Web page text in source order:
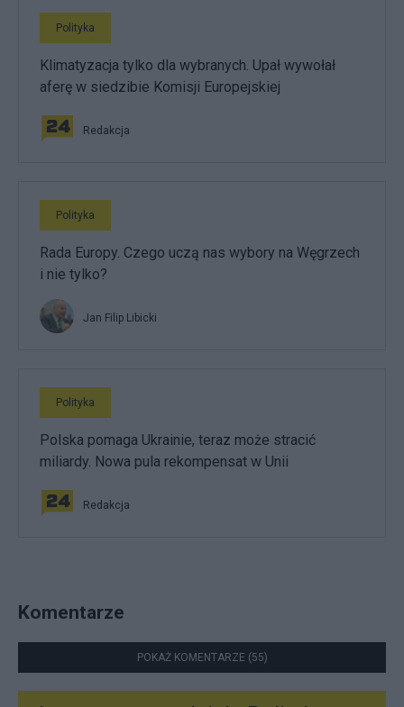
Polityka
Klimatyzacja tylko dla wybranych. Upał wywołał
aferę w siedzibie Komisji Europejskiej
Redakcja
Polityka
Rada Europy. Czego uczą nas wybory na Węgrzech
i nie tylko?
Jan Filip Libicki
Polityka
Polska pomaga Ukrainie, teraz może stracić
miliardy. Nowa pula rekompensat w Unii
Redakcja
Komentarze
POKAŻ KOMENTARZE (55)